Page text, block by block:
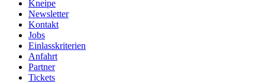
Kneipe
Newsletter
Kontakt
Jobs
Einlasskriterien
Anfahrt
Partner
Tickets